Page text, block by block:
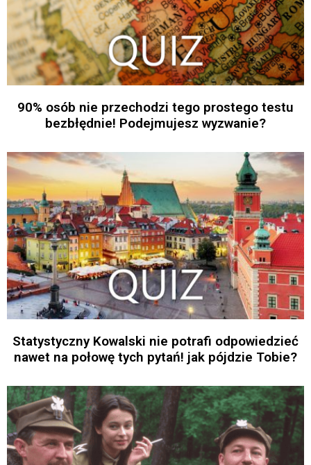
90% osób nie przechodzi tego prostego testu
bezbłędnie! Podejmujesz wyzwanie?
Statystyczny Kowalski nie potrafi odpowiedzieć
nawet na połowę tych pytań! jak pójdzie Tobie?